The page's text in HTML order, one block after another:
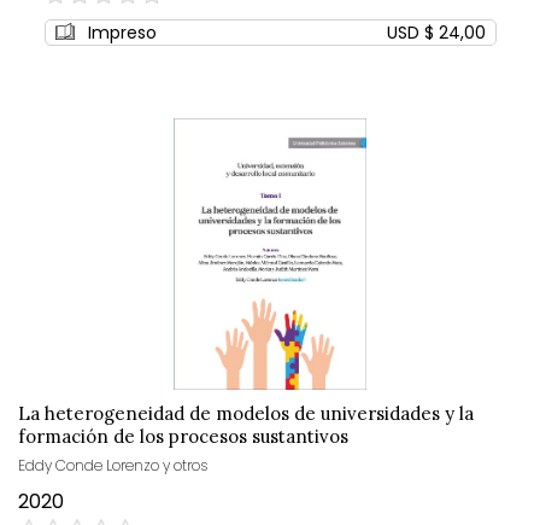
0%
Impreso USD $ 24,00
La heterogeneidad de modelos de universidades y la
formación de los procesos sustantivos
Eddy Conde Lorenzo y otros
2020